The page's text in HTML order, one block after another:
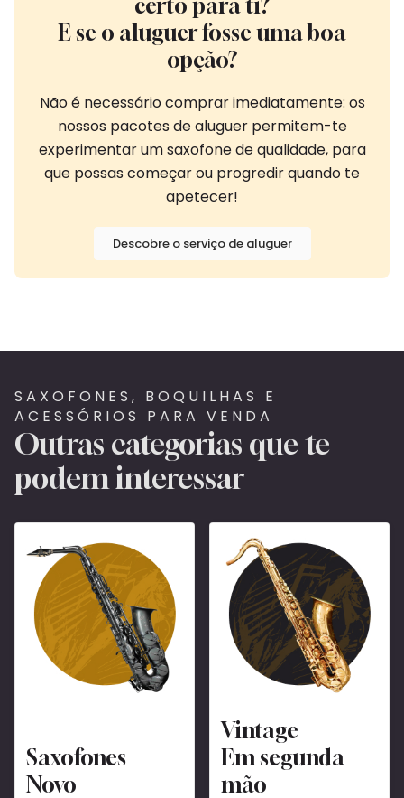
certo para ti?
E se o aluguer fosse uma boa
opção?
Não é necessário comprar imediatamente: os
nossos pacotes de aluguer permitem-te
experimentar um saxofone de qualidade, para
que possas começar ou progredir quando te
apetecer!
Descobre o serviço de aluguer
SAXOFONES, BOQUILHAS E
ACESSÓRIOS PARA VENDA
Outras categorias que te
podem interessar
Saxofones
Novo
Vintage
Em segunda
mão